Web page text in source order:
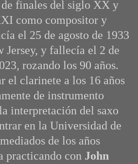
finales del siglo XX y
como compositor y
el 25 de agosto de 1933
Jersey, y fallecía el 2 de
rozando los 90 años.
el clarinete a los 16 años
de instrumento
interpretación del saxo
en la Universidad de
de los años
practicando con John